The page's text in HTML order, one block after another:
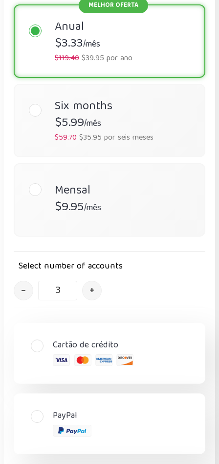
Anual
$3.33/mês
$119.40$39.95 por ano
Six months
$5.99/mês
$59.70$35.95 por seis meses
Mensal
$9.95/mês
Select number of accounts
– +
Cartão de crédito
PayPal